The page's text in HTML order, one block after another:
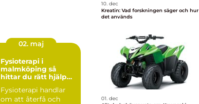
02. maj
Fysioterapi i
malmköping så
hittar du rätt hjälp
Fysioterapi handlar
om att återfå och
10. dec
Kreatin: Vad forskningen säger och hur
det används
01. dec